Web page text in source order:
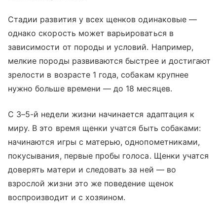
Стадии развития у всех щенков одинаковые —
однако скорость может варьироваться в
зависимости от породы и условий. Например,
мелкие породы развиваются быстрее и достигают
зрелости в возрасте 1 года, собакам крупнее
нужно больше времени — до 18 месяцев.
С 3–5-й недели жизни начинается адаптация к
миру. В это время щенки учатся быть собаками:
начинаются игры с матерью, однопометниками,
покусывания, первые пробы голоса. Щенки учатся
доверять матери и следовать за ней — во
взрослой жизни это же поведение щенок
воспроизводит и с хозяином.